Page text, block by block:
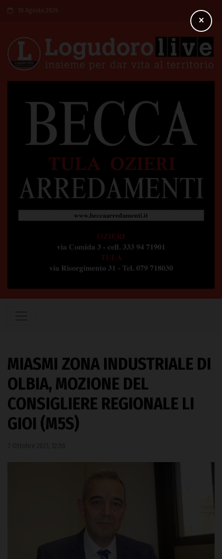
10 Agosto 2026
MIASMI ZONA INDUSTRIALE DI
OLBIA, MOZIONE DEL
CONSIGLIERE REGIONALE LI
GIOI (M5S)
×